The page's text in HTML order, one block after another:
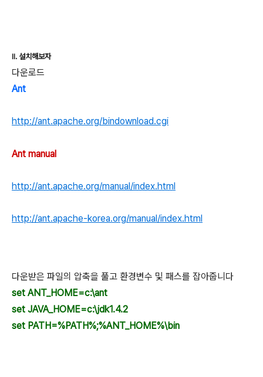
II. 설치해보자
다운로드
Ant
http://ant.apache.org/bindownload.cgi
Ant manual
http://ant.apache.org/manual/index.html
http://ant.apache-korea.org/manual/index.html
다운받은 파일의 압축을 풀고 환경변수 및 패스를 잡아줍니다
set ANT_HOME=c:\ant
set JAVA_HOME=c:\jdk1.4.2
set PATH=%PATH%;%ANT_HOME%\bin